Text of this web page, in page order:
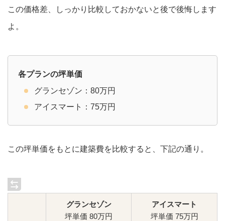
この価格差、しっかり比較しておかないと後で後悔します
よ。
各プランの坪単価
グランセゾン：80万円
アイスマート：75万円
この坪単価をもとに建築費を比較すると、下記の通り。
グランセゾン
坪単価 80万円
アイスマート
坪単価 75万円